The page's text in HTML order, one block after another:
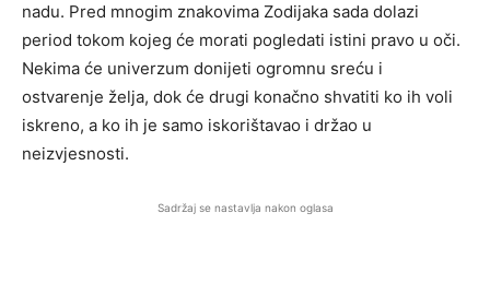
nadu. Pred mnogim znakovima Zodijaka sada dolazi
period tokom kojeg će morati pogledati istini pravo u oči.
Nekima će univerzum donijeti ogromnu sreću i
ostvarenje želja, dok će drugi konačno shvatiti ko ih voli
iskreno, a ko ih je samo iskorištavao i držao u
neizvjesnosti.
Sadržaj se nastavlja nakon oglasa